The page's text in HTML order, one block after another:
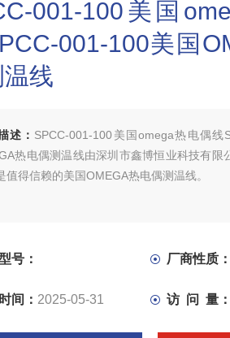
001-100美国
001-100美国
线
述： SPCC-001-100美国omega热电偶线
热电偶测温线由深圳市鑫博恒业科技有限
值得信赖的美国OMEGA热电偶测温线。
号： 厂商性质：
间： 2025-05-31 访 问 量：